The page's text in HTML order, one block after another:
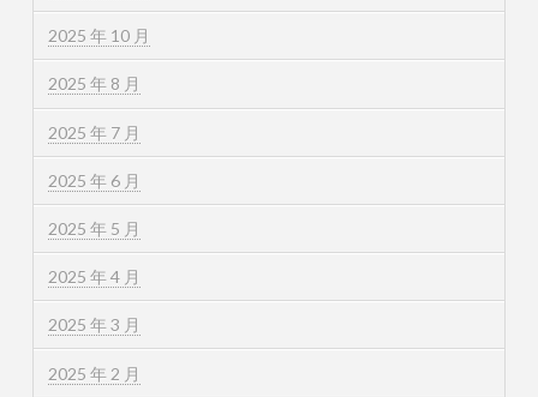
2025 年 10 月
2025 年 8 月
2025 年 7 月
2025 年 6 月
2025 年 5 月
2025 年 4 月
2025 年 3 月
2025 年 2 月